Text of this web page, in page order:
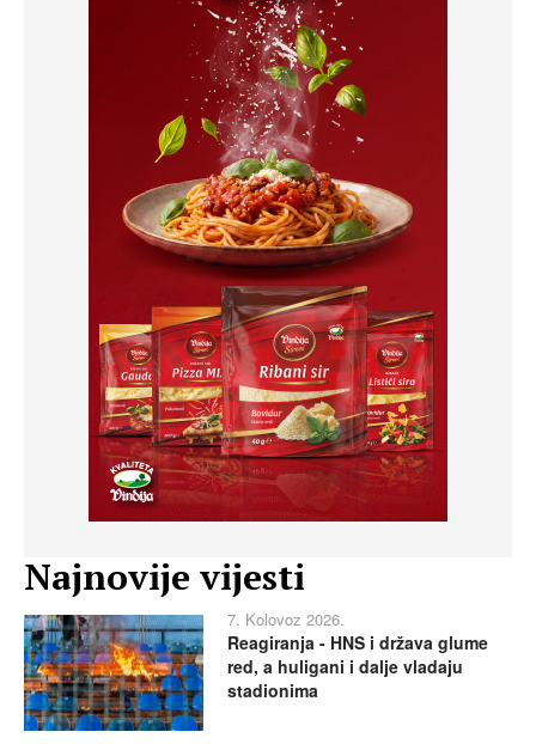
Najnovije vijesti
7. Kolovoz 2026.
Reagiranja - HNS i država glume
red, a huligani i dalje vladaju
stadionima